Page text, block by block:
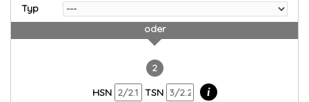
Typ
oder
2
HSN
TSN i